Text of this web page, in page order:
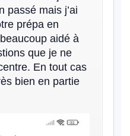
passé mais j’ai
prépa en
aidé à
que je ne
En tout cas
bien en partie